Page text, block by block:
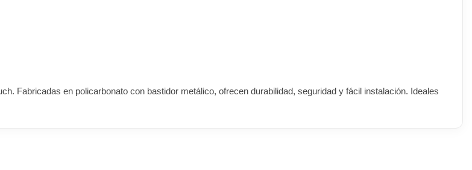
Fabricadas en policarbonato con bastidor metálico, ofrecen durabilidad, seguridad y fácil instalación. Ideales